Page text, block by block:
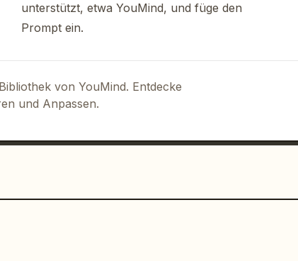
unterstützt, etwa YouMind, und füge den
Prompt ein.
von YouMind. Entdecke
und Anpassen.